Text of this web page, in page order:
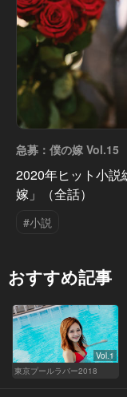
急募：僕の嫁 Vol.15
2020年ヒット小説
嫁」（全話）
#小説
おすすめ記事
Vol.1
東京プールラバー2018